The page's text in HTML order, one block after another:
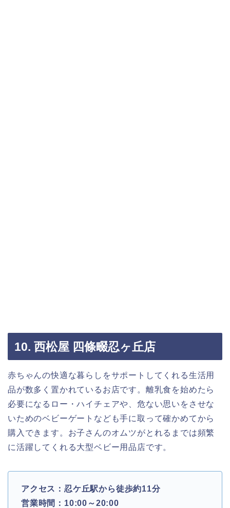
10. 西松屋 四條畷忍ヶ丘店
赤ちゃんの快適な暮らしをサポートしてくれる生活用
品が数多く置かれているお店です。離乳食を始めたら
必要になるロー・ハイチェアや、危ない思いをさせな
いためのベビーゲートなども手に取って確かめてから
購入できます。お子さんのオムツがとれるまでは頻繁
に活躍してくれる大型ベビー用品店です。
アクセス：忍ケ丘駅から徒歩約11分
営業時間：10:00～20:00